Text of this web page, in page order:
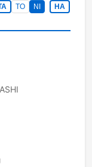
TO NI
HA